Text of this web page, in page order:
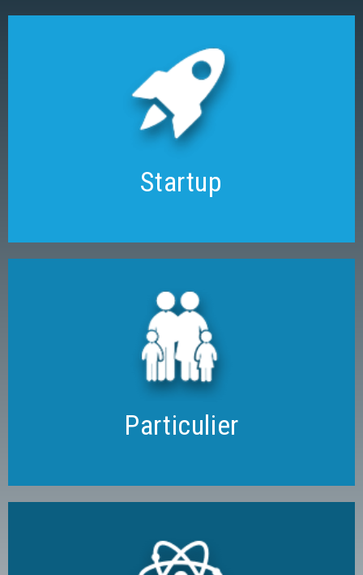
Startup
Comptabilité annuelle
Bilan et compte de profits
Déclaration d’impôt
Gestion de votre portefeuille d’assurances
Particulier
Analyse de prévoyance
Gestion de votre portefeuille d’assurances
Déclaration d’impôt